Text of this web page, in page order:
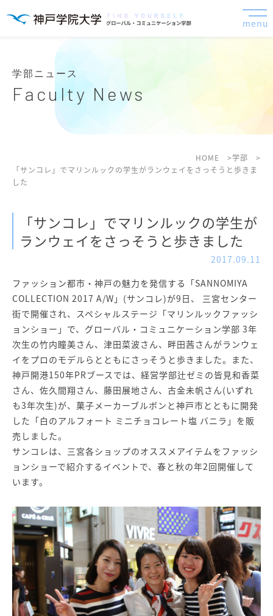
menu
Faculty News
学部ニュース
HOME
学部
「サンコレ」でマリンルックの学生がランウェイをさっそうと歩きま
した
「サンコレ」でマリンルックの学生が
ランウェイをさっそうと歩きました
2017.09.11
ファッション都市・神戸の魅力を発信する「SANNOMIYA
COLLECTION 2017 A/W」(サンコレ)が9日、 三宮センター
街で開催され、スペシャルステージ「マリンルックファッシ
ョンショー」で、グローバル・コミュニケーション学部 3年
次生の竹内瞳美さん、津田菜波さん、畔田茜さんがランウェ
イをプロのモデルらとともにさっそうと歩きました。また、
神戸開港150年PRブースでは、経営学部辻ゼミの皆見和香菜
さん、佐久間翔さん、藤田展地さん、古金未帆さん(いずれ
も3年次生)が、菓子メーカーブルボンと神戸市とともに開発
した「白のアルフォート ミニチョコレート塩 バニラ」を販
売しました。
サンコレは、三宮各ショップのオススメアイテムをファッシ
ョンショーで紹介するイベントで、春と秋の年2回開催して
います。